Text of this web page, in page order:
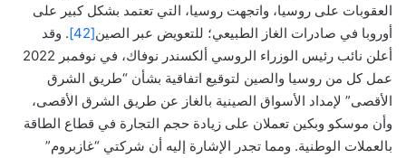
العقوبات على روسيا، واتجهت روسيا، التي تعتمد بشكل كبير على
أوروبا في صادرات الغاز الطبيعي؛ للتعويض عبر الصين[42]
. وقد
أعلن نائب رئيس الوزراء الروسي ألكسندر نوفاك، في نوفمبر 2022
عمل كل من روسيا والصين لتوقيع اتفاقية بشأن “طريق الشرق
الأقصى” لإمداد الأسواق الصينية بالغاز عن طريق الشرق الأقصى،
وأن موسكو وبكين تعملان على زيادة حجم التجارة في قطاع الطاقة
بالعملات الوطنية. ومما تجدر الإشارة إليه أن شركتي “غازبروم”